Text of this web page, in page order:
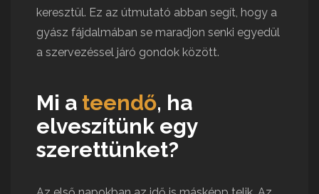
keresztül. Ez az útmutató abban segít, hogy a
gyász fájdalmában se maradjon senki egyedül
a szervezéssel járó gondok között.
Mi a teendő, ha
elveszítünk egy
szerettünket?